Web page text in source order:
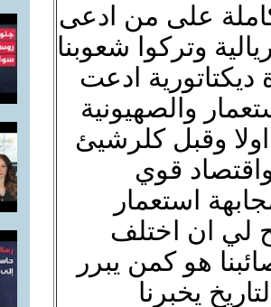
على من ادعى
وتركوا شعوبنا
ادعت
والصهيونية
وقبل كلرشيئ
قوي
استعمار
لي ان اختلف
هو كمن يبرر
يخبرنا